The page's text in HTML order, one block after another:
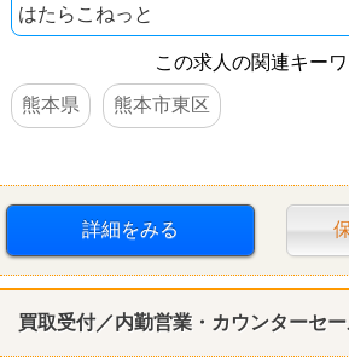
はたらこねっと
この求人の関連キー
熊本県
熊本市東区
詳細をみる
買取受付／内勤営業・カウンターセ